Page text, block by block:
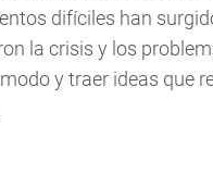
difíciles han
la crisis y los
y traer ideas que